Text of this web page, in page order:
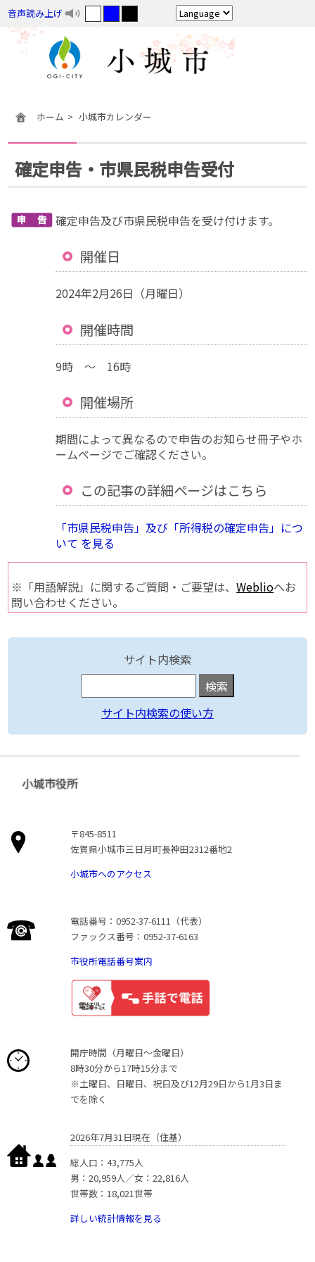
音声読み上げ
ホーム 小城市カレンダー
確定申告・市県民税申告受付
確定申告及び市県民税申告を受け付けます。
開催日
2024年2月26日（月曜日）
開催時間
9時 ～ 16時
開催場所
期間によって異なるので申告のお知らせ冊子やホ
ームページでご確認ください。
この記事の詳細ページはこちら
「市県民税申告」及び「所得税の確定申告」につ
いて を見る
※「用語解説」に関するご質問・ご要望は、Weblioへお
問い合わせください。
サイト内検索
サイト内検索の使い方
小城市役所
〒845-8511
佐賀県小城市三日月町長神田2312番地2
小城市へのアクセス
電話番号：0952-37-6111（代表）
ファックス番号：0952-37-6163
市役所電話番号案内
開庁時間（月曜日〜金曜日）
8時30分から17時15分まで
※土曜日、日曜日、祝日及び12月29日から1月3日ま
でを除く
2026年7月31日現在（住基）
総人口：43,775人
男：20,959人／女：22,816人
世帯数：18,021世帯
詳しい統計情報を見る